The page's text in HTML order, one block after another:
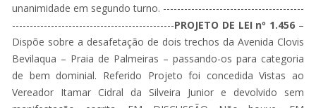
unanimidade em segundo turno. ----------------------------------------
----------------------------------------------PROJETO DE LEI nº 1.456 –
Dispõe sobre a desafetação de dois trechos da Avenida Clovis
Bevilaqua – Praia de Palmeiras – passando-os para categoria
de bem dominial. Referido Projeto foi concedida Vistas ao
Vereador Itamar Cidral da Silveira Junior e devolvido sem